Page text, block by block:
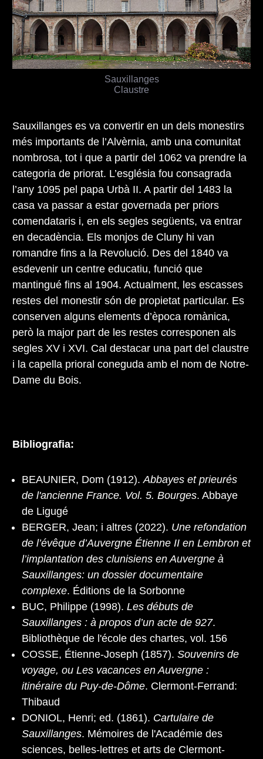
Sauxillanges
Claustre
Sauxillanges es va convertir en un dels monestirs
més importants de l’Alvèrnia, amb una comunitat
nombrosa, tot i que a partir del 1062 va prendre la
categoria de priorat. L’església fou consagrada
l’any 1095 pel papa Urbà II. A partir del 1483 la
casa va passar a estar governada per priors
comendataris i, en els segles següents, va entrar
en decadència. Els monjos de Cluny hi van
romandre fins a la Revolució. Des del 1840 va
esdevenir un centre educatiu, funció que
mantingué fins al 1904. Actualment, les escasses
restes del monestir són de propietat particular. Es
conserven alguns elements d’època romànica,
però la major part de les restes corresponen als
segles XV i XVI. Cal destacar una part del claustre
i la capella prioral coneguda amb el nom de Notre-
Dame du Bois.
Bibliografia:
BEAUNIER, Dom (1912).Abbayes et prieurés
de l'ancienne France. Vol. 5. Bourges. Abbaye
de Ligugé
BERGER, Jean; i altres (2022). Une refondation
de l’évêque d’Auvergne Étienne II en Lembron et
l’implantation des clunisiens en Auvergne à
Sauxillanges: un dossier documentaire
complexe. Éditions de la Sorbonne
BUC, Philippe (1998). Les débuts de
Sauxillanges : à propos d’un acte de 927.
Bibliothèque de l'école des chartes, vol. 156
COSSE, Étienne-Joseph (1857). Souvenirs de
voyage, ou Les vacances en Auvergne :
itinéraire du Puy-de-Dôme. Clermont-Ferrand:
Thibaud
DONIOL, Henri; ed. (1861). Cartulaire de
Sauxillanges. Mémoires de l'Académie des
sciences, belles-lettres et arts de Clermont-